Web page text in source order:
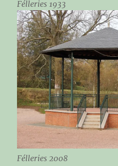
Félleries 1933
Félleries 2008